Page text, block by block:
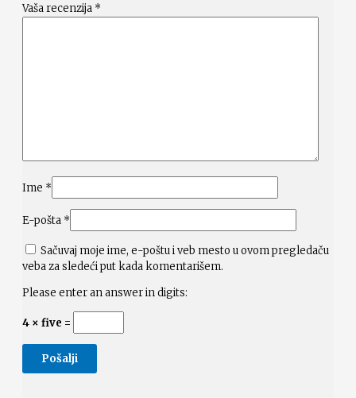
Vaša recenzija *
Ime *
E-pošta *
Sačuvaj moje ime, e-poštu i veb mesto u ovom pregledaču
veba za sledeći put kada komentarišem.
Please enter an answer in digits:
4 × five =